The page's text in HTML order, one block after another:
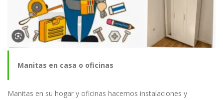
Manitas en casa o oficinas
Manitas en su hogar y oficinas hacemos instalaciones y